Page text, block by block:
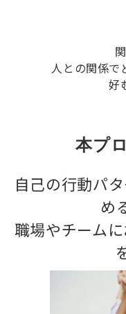
人との関係で
好
本プ
自己の行動パ
め
職場やチーム